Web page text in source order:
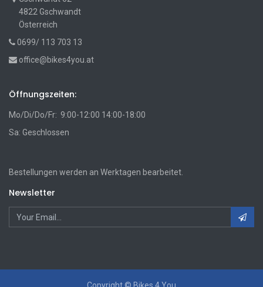
4822 Gschwandt
Österreich
0699/ 113 703 13
office@bikes4you.at
Öffnungszeiten:
Mo/Di/Do/Fr: 9:00-12:00 14:00-18:00
Sa: Geschlossen
Bestellungen werden an Werktagen bearbeitet.
Newsletter